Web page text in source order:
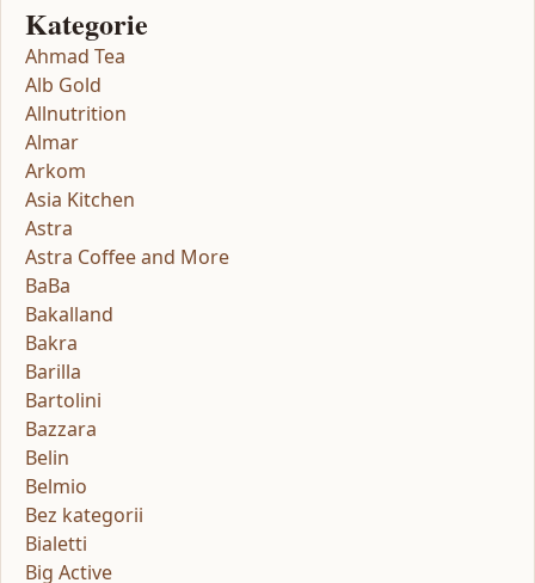
Kategorie
Ahmad Tea
Alb Gold
Allnutrition
Almar
Arkom
Asia Kitchen
Astra
Astra Coffee and More
BaBa
Bakalland
Bakra
Barilla
Bartolini
Bazzara
Belin
Belmio
Bez kategorii
Bialetti
Big Active